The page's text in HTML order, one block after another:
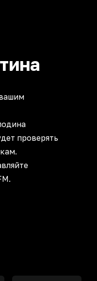
проверять